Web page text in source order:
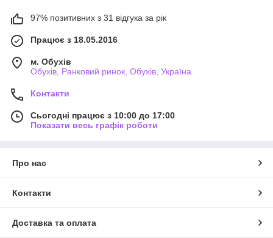
97% позитивних з 31 відгука за рік
Працює з 18.05.2016
м. Обухів
Обухів, Ранковий ринок, Обухів, Україна
Контакти
Сьогодні працює з 10:00 до 17:00
Показати весь графік роботи
Про нас
Контакти
Доставка та оплата